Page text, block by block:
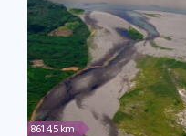
8614,5 km